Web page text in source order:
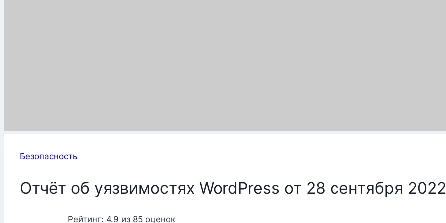
Безопасность
Отчёт об уязвимостях WordPress от 28 сентября
Рейтинг: 4.9 из 85 оценок